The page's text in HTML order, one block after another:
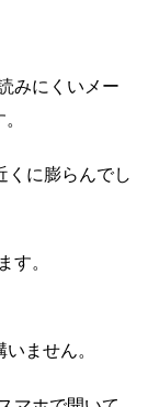
みにくいメー
くに膨らんでし
。
ません。